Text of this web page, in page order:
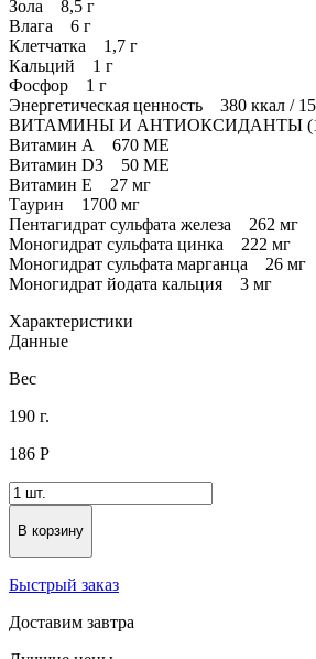
Зола 8,5 г
Влага 6 г
Клетчатка 1,7 г
Кальций 1 г
Фосфор 1 г
Энергетическая ценность 380 ккал /
ВИТАМИНЫ И АНТИОКСИДАНТЫ
Витамин А 670 МЕ
Витамин D3 50 МЕ
Витамин E 27 мг
Таурин 1700 мг
Пентагидрат сульфата железа 262 мг
Моногидрат сульфата цинка 222 мг
Моногидрат сульфата марганца 26 мг
Моногидрат йодата кальция 3 мг
Характеристики
Данные
Вес
190 г.
186 Р
В корзину
Быстрый заказ
Доставим завтра